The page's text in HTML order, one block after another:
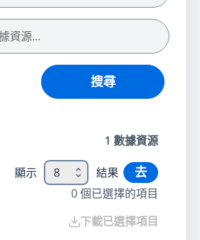
搜尋
1 數據資源
顯示 8 結果 去
0個已選擇的項目
下載已選擇項目